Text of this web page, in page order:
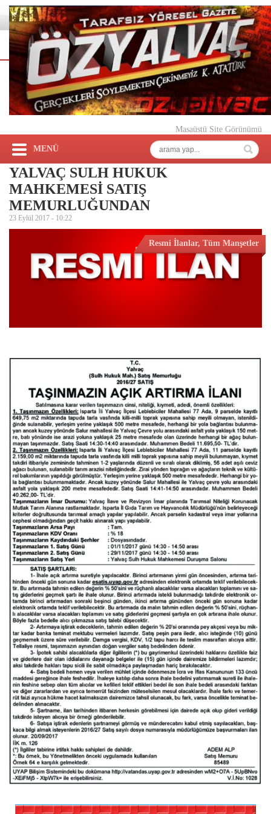
Masaüstü Site Görünümü
MENÜ
YALVAÇ SULH HUKUK
MAHKEMESİ SATIŞ
MEMURLUĞUNDAN
23 Eylül 2017 - 10:22
Resmi İlanlar, Tüm Manşetler